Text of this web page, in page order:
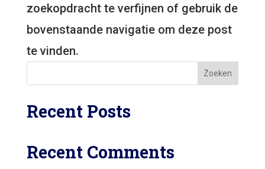
zoekopdracht te verfijnen of gebruik de
bovenstaande navigatie om deze post
te vinden.
Zoeken
Recent Posts
Recent Comments